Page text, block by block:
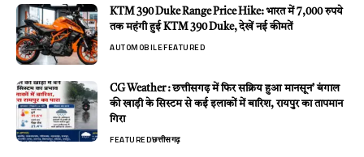
KTM 390 Duke Range Price Hike: भारत में 7,000 रुपये
तक महंगी हुई KTM 390 Duke, देखें नई कीमतें
AUTOMOBILEFEATURED
CG Weather : छत्तीसगढ़ में फिर सक्रिय हुआ मानसून’ बंगाल
की खाड़ी के सिस्टम से कई इलाकों में बारिश, रायपुर का तापमान
गिरा
FEATUREDछत्तीसगढ़